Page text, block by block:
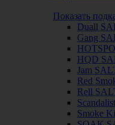
Показать
Duall
Gang
HQD
Jam
Red
Rell
Smoke